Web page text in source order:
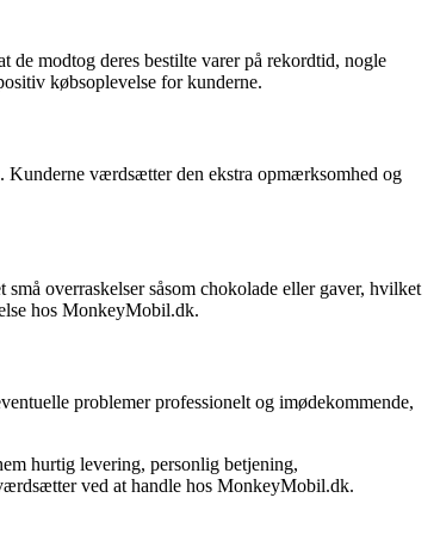
modtog deres bestilte varer på rekordtid, nogle
købsoplevelse for kunderne.
Kunderne værdsætter den ekstra opmærksomhed og
overraskelser såsom chokolade eller gaver, hvilket
hos MonkeyMobil.dk.
problemer professionelt og imødekommende,
hurtig levering, personlig betjening,
ved at handle hos MonkeyMobil.dk.